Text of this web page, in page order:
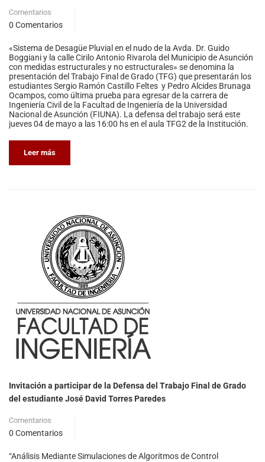
Comentarios
0 Comentarios
«Sistema de Desagüe Pluvial en el nudo de la Avda. Dr. Guido
Boggiani y la calle Cirilo Antonio Rivarola del Municipio de Asunción
con medidas estructurales y no estructurales» se denomina la
presentación del Trabajo Final de Grado (TFG) que presentarán los
estudiantes Sergio Ramón Castillo Feltes y Pedro Alcides Brunaga
Ocampos, como última prueba para egresar de la carrera de
Ingeniería Civil de la Facultad de Ingeniería de la Universidad
Nacional de Asunción (FIUNA). La defensa del trabajo será este
jueves 04 de mayo a las 16:00 hs en el aula TFG2 de la Institución.
Leer más
Invitación a participar de la Defensa del Trabajo Final de Grado
del estudiante José David Torres Paredes
Comentarios
0 Comentarios
“Análisis Mediante Simulaciones de Algoritmos de Control